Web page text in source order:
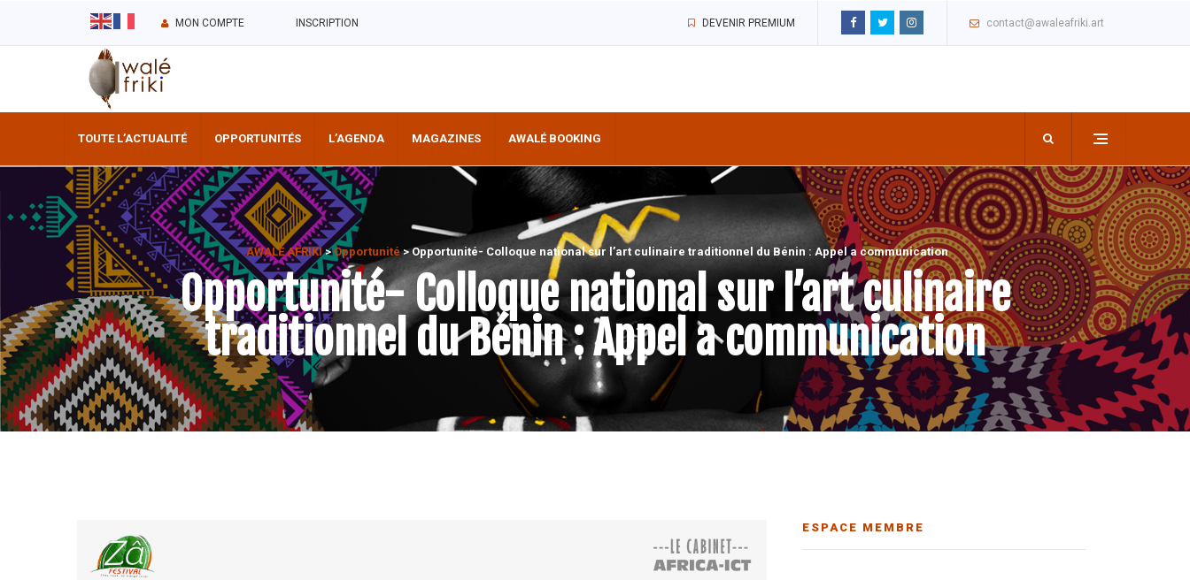
MON COMPTE INSCRIPTION DEVENIR PREMIUM contact@awaleafriki.art
TOUTE L’ACTUALITÉ OPPORTUNITÉS L’AGENDA MAGAZINES AWALÉ BOOKING
AWALE AFRIKI>Opportunité>Opportunité- Colloque national sur l’art culinaire traditionnel du Bénin : Appel a communication
Opportunité- Colloque national sur l’art culinaire
traditionnel du Bénin : Appel a communication
ESPACE MEMBRE